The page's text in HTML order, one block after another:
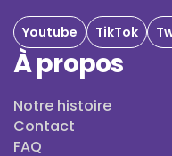
Youtube TikTok
À propos
Notre histoire
Contact
FAQ